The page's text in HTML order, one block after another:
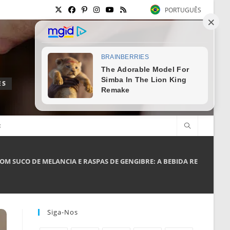
PORTUGUÊS
SUCO DE MELANCIA E RASPAS DE GENGIBRE: A BEBIDA
Siga-Nos